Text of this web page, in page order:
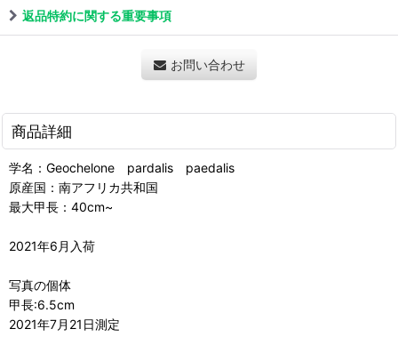
返品特約に関する重要事項
お問い合わせ
商品詳細
学名：Geochelone pardalis paedalis
原産国：南アフリカ共和国
最大甲長：40cm~
2021年6月入荷
写真の個体
甲長:6.5cm
2021年7月21日測定